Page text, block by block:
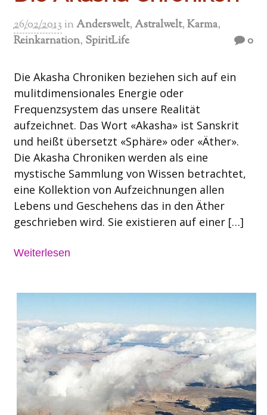
26/02/2013 inAnderswelt,Astralwelt,Karma,
Reinkarnation, SpiritLife 0
Die Akasha Chroniken beziehen sich auf ein
mulitdimensionales Energie oder
Frequenzsystem das unsere Realität
aufzeichnet. Das Wort «Akasha» ist Sanskrit
und heißt übersetzt «Sphäre» oder «Äther».
Die Akasha Chroniken werden als eine
mystische Sammlung von Wissen betrachtet,
eine Kollektion von Aufzeichnungen allen
Lebens und Geschehens das in den Äther
geschrieben wird. Sie existieren auf einer […]
Weiterlesen